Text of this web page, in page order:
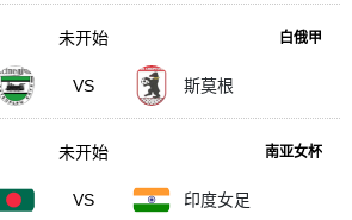
白俄甲
VS 斯莫根
未开始
南亚女杯
VS 印度女足
未开始